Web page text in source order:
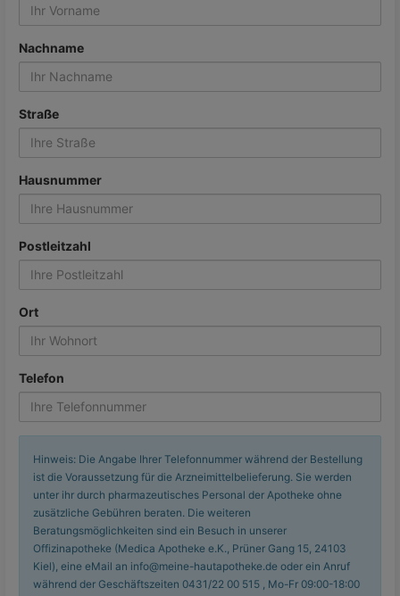
Nachname
Straße
Hausnummer
Postleitzahl
Ort
Telefon
Hinweis: Die Angabe Ihrer Telefonnummer während der Bestellung
ist die Voraussetzung für die Arzneimittelbelieferung. Sie werden
unter ihr durch pharmazeutisches Personal der Apotheke ohne
zusätzliche Gebühren beraten. Die weiteren
Beratungsmöglichkeiten sind ein Besuch in unserer
Offizinapotheke (Medica Apotheke e.K., Prüner Gang 15, 24103
Kiel), eine eMail an info@meine-hautapotheke.de oder ein Anruf
während der Geschäftszeiten 0431/22 00 515 , Mo-Fr 09:00-18:00